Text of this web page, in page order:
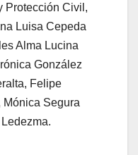
Protección Civil,
Luisa Cepeda
Alma Lucina
González
Felipe
Mónica Segura